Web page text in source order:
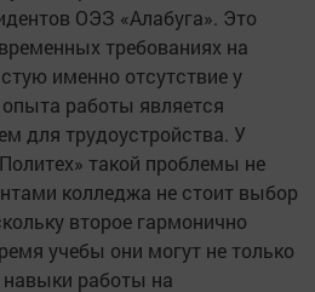
ОЭЗ «Алабуга». Это
требованиях на
именно отсутствие у
работы является
для трудоустройства. У
такой проблемы не
колледжа не стоит выбор
второе гармонично
учебы они могут не только
навыки работы на